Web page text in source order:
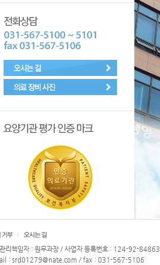
리책임자 : 원무과장 / 사업자 등록번호 : 124-92-84863
: srd01279@nate.com / fax : 031-567-5106